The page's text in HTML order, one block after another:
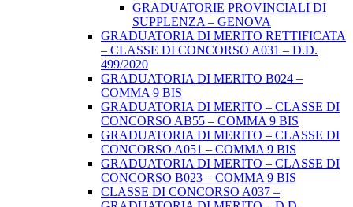
GRADUATORIE PROVINCIALI DI
SUPPLENZA – GENOVA
GRADUATORIA DI MERITO RETTIFICATA
– CLASSE DI CONCORSO A031 – D.D.
499/2020
GRADUATORIA DI MERITO B024 –
COMMA 9 BIS
GRADUATORIA DI MERITO – CLASSE DI
CONCORSO AB55 – COMMA 9 BIS
GRADUATORIA DI MERITO – CLASSE DI
CONCORSO A051 – COMMA 9 BIS
GRADUATORIA DI MERITO – CLASSE DI
CONCORSO B023 – COMMA 9 BIS
CLASSE DI CONCORSO A037 –